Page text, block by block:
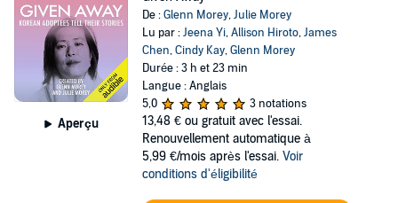
Aperçu
De :Glenn Morey,Julie Morey
Lu par :Jeena Yi,Allison Hiroto,James
Chen,Cindy Kay,Glenn Morey
Durée : 3 h et 23 min
Langue : Anglais
5,0
3 notations
13,48 € ou gratuit avec l'essai.
Renouvellement automatique à
5,99 €/mois après l'essai. Voir
conditions d'éligibilité